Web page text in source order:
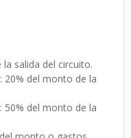
la salida del circuito.
20% del monto de la
50% del monto de la